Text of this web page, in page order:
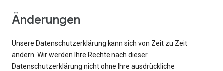
Änderungen
Unsere Datenschutzerklärung kann sich von Zeit zu Zeit
ändern. Wir werden Ihre Rechte nach dieser
Datenschutzerklärung nicht ohne Ihre ausdrückliche